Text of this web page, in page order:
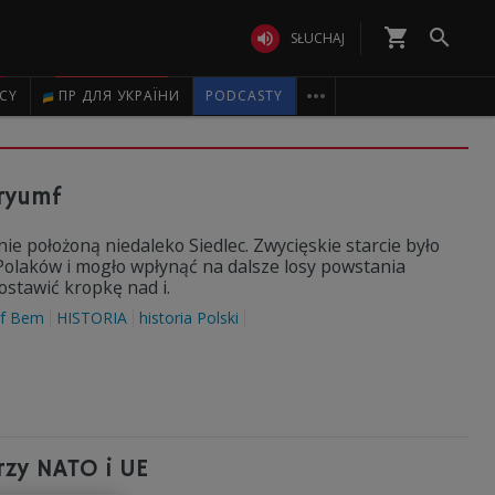
 SŁUCHAJ shopping_cart 
ПР ДЛЯ УКРАЇНИ PODCASTY 
położoną niedaleko Siedlec. Zwycięskie starcie było
i mogło wpłynąć na dalsze losy powstania
kropkę nad i.
Bem HISTORIA historia Polski
NATO i UE